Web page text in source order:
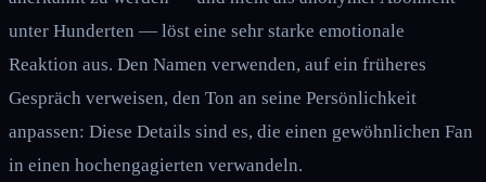
unter Hunderten — löst eine sehr starke emotionale
Reaktion aus. Den Namen verwenden, auf ein früheres
Gespräch verweisen, den Ton an seine Persönlichkeit
anpassen: Diese Details sind es, die einen gewöhnlichen Fan
in einen hochengagierten verwandeln.